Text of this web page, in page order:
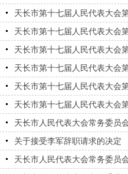
天长市第十七届人民代表大会
天长市第十七届人民代表大会
天长市第十七届人民代表大会
天长市第十七届人民代表大会
天长市第十七届人民代表大会
天长市第十七届人民代表大会
天长市人民代表大会常务委员
关于接受李军辞职请求的决定
天长市人民代表大会常务委员